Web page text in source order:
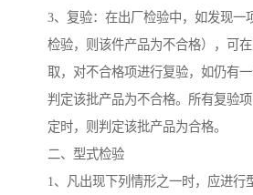
3、复验：在出厂检验中，如发现一
检验，则该件产品为不合格），可
取，对不合格项进行复验，如仍有
判定该批产品为不合格。所有复验
定时，则判定该批产品为合格。
二、型式检验
1、凡出现下列情形之一时，应进行